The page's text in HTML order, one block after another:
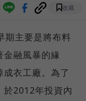
收藏
期主要是將布料
融風暴的緣
衣工廠。為了
於2012年投資內